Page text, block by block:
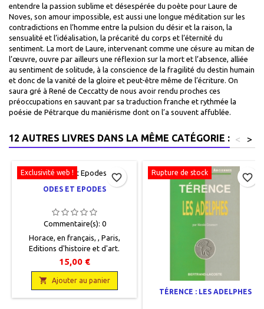
entendre la passion sublime et désespérée du poète pour Laure de
Noves, son amour impossible, est aussi une longue méditation sur les
contradictions en l’homme entre la pulsion du désir et la raison, la
sensualité et l’idéalisation, la précarité du corps et l’éternité du
sentiment. La mort de Laure, intervenant comme une césure au mitan de
l’œuvre, ouvre par ailleurs une réflexion sur la mort et l’absence, alliée
au sentiment de solitude, à la conscience de la fragilité du destin humain
et donc de la vanité de la gloire et peut-être même de l’écriture. On
saura gré à René de Ceccatty de nous avoir rendu proches ces
préoccupations en sauvant par sa traduction franche et rythmée la
poésie de Pétrarque du maniérisme dont on l’a souvent affublée.
12 AUTRES LIVRES DANS LA MÊME CATÉGORIE : >
<
Exclusivité web !
ODES ET EPODES
Commentaire(s): 0
Horace, en français, , Paris,
Editions d'histoire et d'art.
Librairie Plon, 1942, 10,5 x 16,5, IX
+ 227 p., brochéoccasion, Bon
état. Ex libris au crayon à papier
René Hayaux du Tilly
15,00 €
 Ajouter au panier
favorite_border Rupture de stock
TÉRENCE : LES ADELPHES
favorite_border